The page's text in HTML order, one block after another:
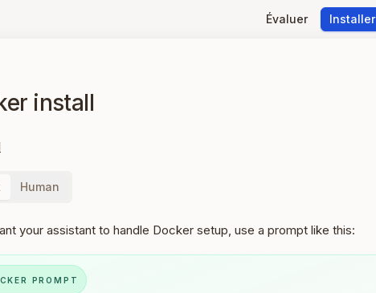
Évaluer Installer
install
Human
your assistant to handle Docker setup, use a prompt like this:
PROMPT